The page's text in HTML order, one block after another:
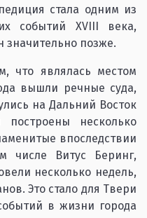
стала одним из
событий XVIII века,
значительно позже.
что являлась местом
вышли речные суда,
на Дальний Восток
несколько
впоследствии
числе Витус Беринг,
несколько недель,
Это стало для Твери
в жизни города